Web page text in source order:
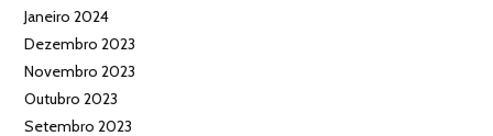
Janeiro 2024
Dezembro 2023
Novembro 2023
Outubro 2023
Setembro 2023